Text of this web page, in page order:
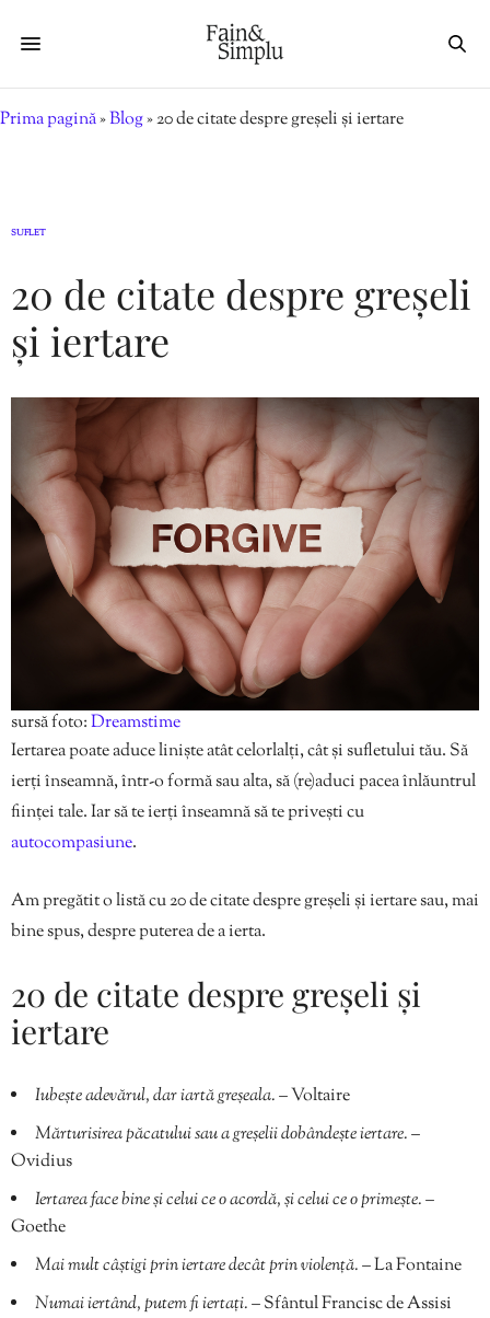
Prima pagină»Blog»20 de citate despre greșeli și iertare
SUFLET
20 de citate despre greșeli
și iertare
sursă foto:Dreamstime
Iertarea poate aduce liniște atât celorlalți, cât și sufletului tău. Să
ierți înseamnă, într-o formă sau alta, să (re)aduci pacea înlăuntrul
ființei tale. Iar să te ierți înseamnă să te privești cu
autocompasiune.
Am pregătit o listă cu 20 de citate despre greșeli și iertare sau, mai
bine spus, despre puterea de a ierta.
20 de citate despre greșeli și
iertare
Iubește adevărul, dar iartă greșeala.– Voltaire
Mărturisirea păcatului sau a greșelii dobândește iertare.–
Ovidius
Iertarea face bine și celui ce o acordă, și celui ce o primește.–
Goethe
Mai mult câștigi prin iertare decât prin violență.– La Fontaine
Numai iertând, putem fi iertați.– Sfântul Francisc de Assisi